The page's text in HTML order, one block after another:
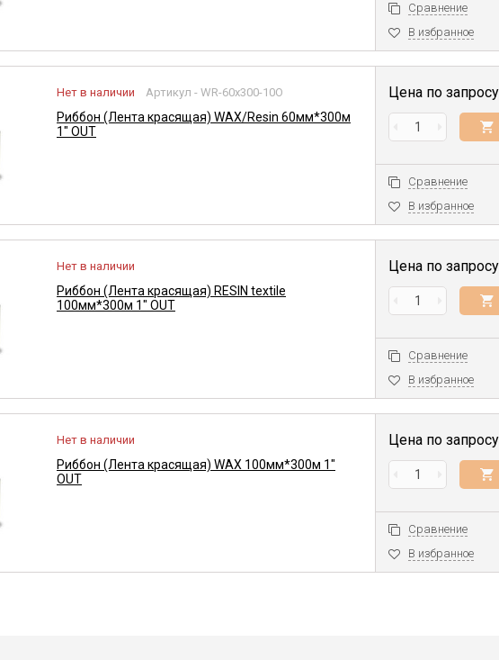
Сравнение
В избранное
Нет в наличии Артикул - WR-60x300-10O
Риббон (Лента красящая) WAX/Resin 60мм*300м
1" OUT
Цена по запросу
Сравнение
В избранное
Нет в наличии
Риббон (Лента красящая) RESIN textile
100мм*300м 1" OUT
Цена по запросу
Сравнение
В избранное
Нет в наличии
Риббон (Лента красящая) WAX 100мм*300м 1"
OUT
Цена по запросу
Сравнение
В избранное